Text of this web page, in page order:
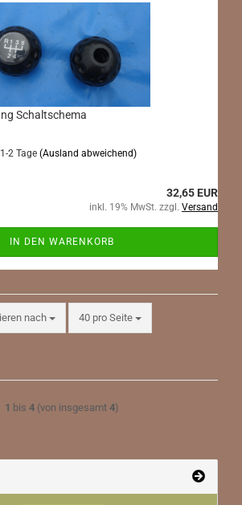
Schaltschema
2 Tage (Ausland abweichend)
32,65 EUR
inkl. 19% MwSt. zzgl. Versand
IN DEN WARENKORB
nach
nach 40 pro Seite
pro Seite
1 bis 4 (von insgesamt 4)